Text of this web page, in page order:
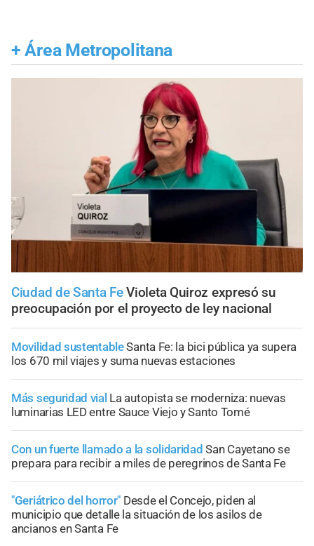
+ Área Metropolitana
Ciudad de Santa Fe Violeta Quiroz expresó su
preocupación por el proyecto de ley nacional
Movilidad sustentableSanta Fe: la bici pública ya supera
los 670 mil viajes y suma nuevas estaciones
Más seguridad vial La autopista se moderniza: nuevas
luminarias LED entre Sauce Viejo y Santo Tomé
Con un fuerte llamado a la solidaridad San Cayetano se
prepara para recibir a miles de peregrinos de Santa Fe
"Geriátrico del horror" Desde el Concejo, piden al
municipio que detalle la situación de los asilos de
ancianos en Santa Fe